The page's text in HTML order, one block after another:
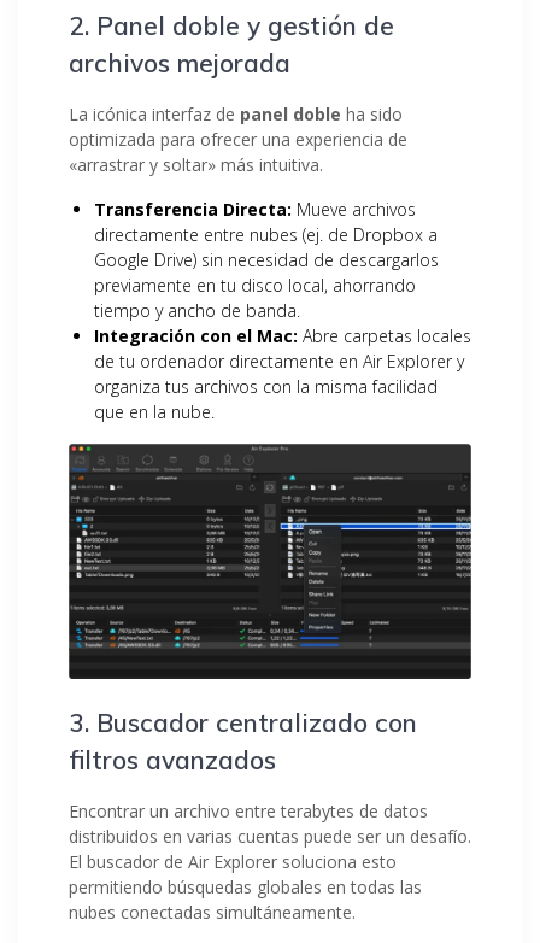
2. Panel doble y gestión de
archivos mejorada
La icónica interfaz de panel doble ha sido
optimizada para ofrecer una experiencia de
«arrastrar y soltar» más intuitiva.
Transferencia Directa: Mueve archivos
directamente entre nubes (ej. de Dropbox a
Google Drive) sin necesidad de descargarlos
previamente en tu disco local, ahorrando
tiempo y ancho de banda.
Integración con el Mac: Abre carpetas locales
de tu ordenador directamente en Air Explorer y
organiza tus archivos con la misma facilidad
que en la nube.
3. Buscador centralizado con
filtros avanzados
Encontrar un archivo entre terabytes de datos
distribuidos en varias cuentas puede ser un desafío.
El buscador de Air Explorer soluciona esto
permitiendo búsquedas globales en todas las
nubes conectadas simultáneamente.